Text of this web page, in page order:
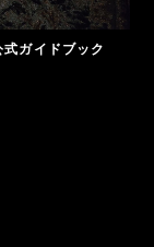
ガイドブック